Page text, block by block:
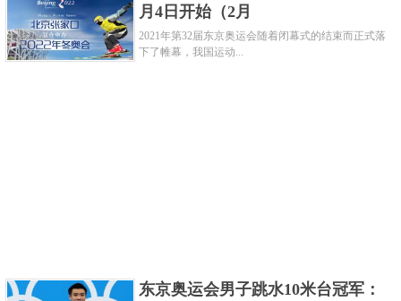
两个不同的季节，当然所规定的赛事项目也不相同，
像是夏季奥运会的室外双人10米高台跳水项目就不可
运动竞技项目。以最近一届奥运会为例，一共有26个
月4日开始（2月
2021年第32届东京奥运会随着闭幕式的结束而正式落
下了帷幕，我国运动...
东京奥运会男子跳水10米台冠军：